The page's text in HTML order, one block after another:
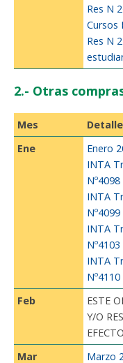
Res N
Cursos
Res N
2.- Otras
Mes
Detalle
Ene
Enero
INTA
Nº4098
INTA
Nº4099
INTA
Nº4103
INTA
Nº4110
Feb
ESTE
Y/O
Mar
Marzo